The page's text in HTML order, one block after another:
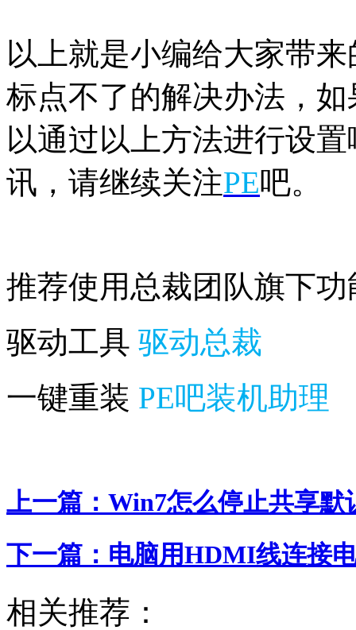
以上就是小编给大家带
标点不了的解决办法，
以通过以上方法进行设
讯，请继续关注PE吧。
推荐使用总裁团队旗下
驱动工具 驱动总裁
一键重装 PE吧装机助理
上一篇： Win7怎么停止共享默
下一篇： 电脑用HDMI线连接
相关推荐：